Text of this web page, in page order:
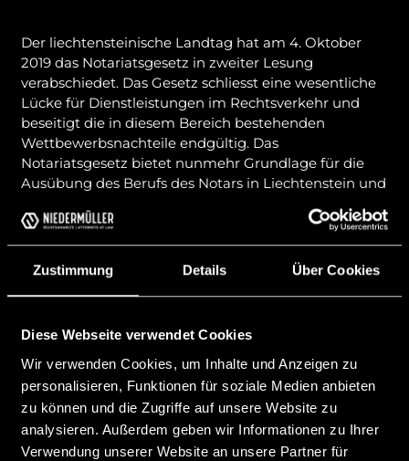
Zustimmung Details Über Cookies
Diese Webseite verwendet Cookies
Wir verwenden Cookies, um Inhalte und Anzeigen zu
personalisieren, Funktionen für soziale Medien anbieten
zu können und die Zugriffe auf unsere Website zu
analysieren. Außerdem geben wir Informationen zu Ihrer
Verwendung unserer Website an unsere Partner für
Der liechtensteinische Landtag hat am 4. Oktober
2019 das Notariatsgesetz in zweiter Lesung
verabschiedet. Das Gesetz schliesst eine wesentliche
Lücke für Dienstleistungen im Rechtsverkehr und
beseitigt die in diesem Bereich bestehenden
Wettbewerbsnachteile endgültig. Das
Notariatsgesetz bietet nunmehr Grundlage für die
Ausübung des Berufs des Notars in Liechtenstein und
Beglaubigungen sowie die Errichtung von
exekutionsfähigen Titeln durch Notare in
Liechtenstein. Besondere Anerkennung soll an dieser
Stelle dem Initiator des Notariatsgesetzes MMag.
Nicolas Reithner ausgesprochen werden, der sich
eingesetzt hat.
Das Notariatsgesetz tritt am 01.01.2020 in Kraft.
Vorheriger Beitrag Nächster Beitrag